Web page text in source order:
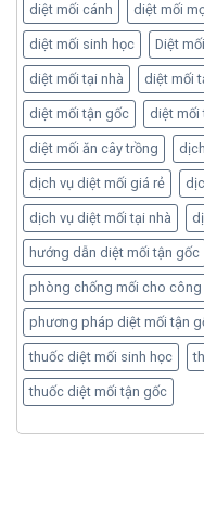
diệt mối cánh diệt mối
diệt mối sinh học Diệt
diệt mối tại nhà diệt mối
diệt mối tận gốc diệt mối
diệt mối ăn cây trồng
dịch vụ diệt mối giá rẻ
dịch vụ diệt mối tại nhà
hướng dẫn diệt mối tận gốc
phòng chống mối cho công
phương pháp diệt mối tận
thuốc diệt mối sinh học
thuốc diệt mối tận gốc